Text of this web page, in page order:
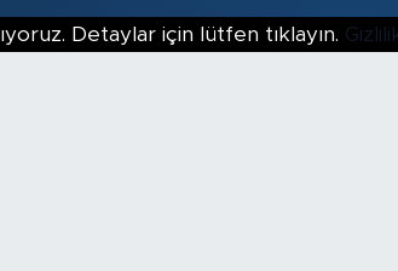
Detaylar için lütfen tıklayın.